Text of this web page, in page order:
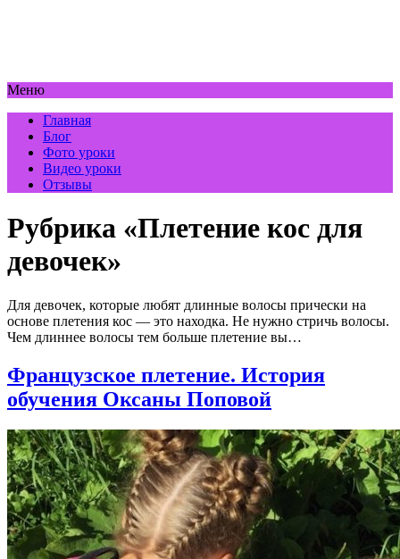
Меню
Главная
Блог
Фото уроки
Видео уроки
Отзывы
Рубрика «Плетение кос для
девочек»
Для девочек, которые любят длинные волосы прически на
основе плетения кос — это находка. Не нужно стричь волосы.
Чем длиннее волосы тем больше плетение вы…
Французское плетение. История
обучения Оксаны Поповой